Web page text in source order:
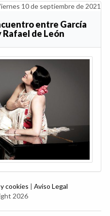
10 de septiembre de 2021
entre García
Rafael de León
cookies | Aviso Legal
2026